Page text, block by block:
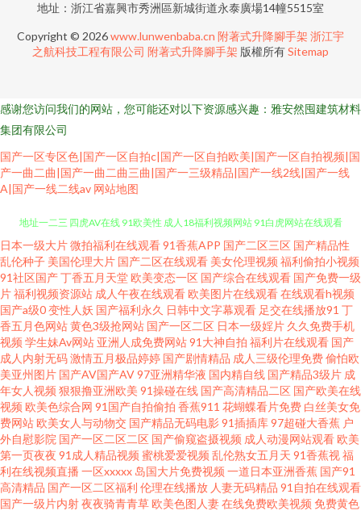
地址：浙江省嘉興市秀洲區新城街道永泰廣場14幢5515室
Copyright © 2026www.lunwenbaba.cn 附著式升降腳手架 浙江宇
之航科技工程有限公司 附著式升降腳手架 版權所有Sitemap
感谢您访问我们的网站，您可能还对以下资源感兴趣：雅安然囤建筑材料
集团有限公司
国产一区专区色|国产一区自拍c|国产一区自拍欧美|国产一区自拍视频|国
产一曲二曲|国产一曲二曲三曲|国产一三级精品|国产一线2线|国产一线
A|国产一线二线av 网站地图
国产99在线精品 91人妻资源 91电影五月天网 黄色人人人妻 日本啊V网 草草
地址一二三 四虎AV在线 91欧美性 成人18福利视频网站 91白虎网站在线观看
欧美Sm变态在线视频 91污秽版 深夜在线91 大香蕉h 亚洲拍拍拍 国产95视频
影音先锋久久资源 欧美性爱一区在线播放 日韩先锋影音AV 老湿影院激情影
院 91色片 日本中文字幕大久久 丁香五月欲 一级大片久 国产36页 91ncom一
起操 激情开心网五月天 91肛交 久久麻豆福利线上 不卡人Av 先锋影音美女 国
产成人精品三区 91超碰在线内射 激情宗合色网 91高清日韩 欧美精品网页 91
日本一级大片微拍福利在线观看91香蕉APP 国产二区三区 国产精品性
乱伦种子 美国伦理大片 国产二区在线观看 美女伦理视频 福利偷拍小视频
91社区国产丁香五月天堂欧美变态一区 国产综合在线观看 国产免费一级
片福利视频资源站 成人午夜在线观看欧美图片在线观看在线观看h视频
国产a级0变性人妖 国产福利永久 日韩中文字幕观看 足交在线播放91 丁
香五月色网站黄色3级抢网站 国产一区二区 日本一级婬片 久久免费手机
视频 学生妹Av网站 亚洲人成免费网站91大神自拍 福利片在线观看 国产
成人内射无码激情五月极品婷婷 国产剧情精品 成人三级伦理免费偷怕欧
美亚州图片 国产AV国产AV97亚洲精华液 国内精自线 国产精品3级片 成
年女人视频 狠狠撸亚洲欧美 91操碰在线 国产高清精品二区 国产欧美在线
视频 欧美色综合网 91国产自拍偷拍 香蕉911 花蝴蝶看片免费 白丝美女免
费网站欧美女人与动物交 国产精品无码电影91插插库97超碰大香蕉 户
外自慰影院 国产一区二区二区 国产偷窥盗摄视频 成人动漫网站观看欧美
第一页夜夜 91成人精品视频 蜜桃爱爱视频 乱伦熟女五月天 91香蕉视福
利在线视频直播 一区xxxxx 岛国大片免费视频 一道日本亚洲香蕉 国产91
高清精品 国产一区二区福利 伦理在线播放 人妻无码精品 91自拍在线观看
国产一级片内射夜夜骑青青草欧美色图人妻在线免费欧美视频 免费黄色